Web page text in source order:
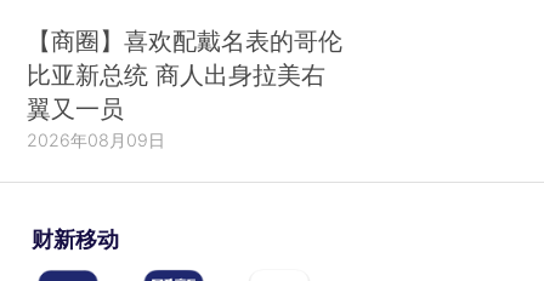
【商圈】喜欢配戴名表的哥伦
比亚新总统 商人出身拉美右
翼又一员
2026年08月09日
财新移动